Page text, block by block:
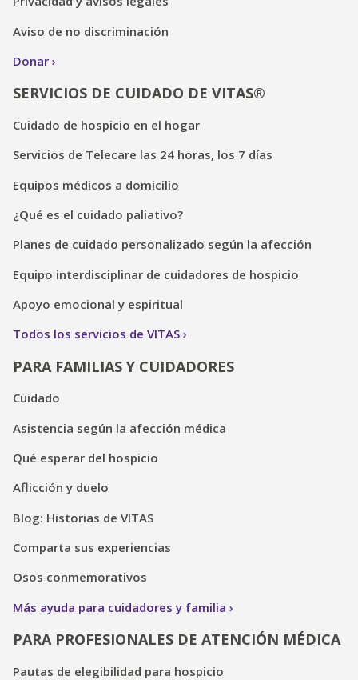
Aviso de no discriminación
Donar
SERVICIOS DE CUIDADO DE VITAS®
Cuidado de hospicio en el hogar
Servicios de Telecare las 24 horas, los 7 días
Equipos médicos a domicilio
¿Qué es el cuidado paliativo?
Planes de cuidado personalizado según la afección
Equipo interdisciplinar de cuidadores de hospicio
Apoyo emocional y espiritual
Todos los servicios de VITAS
PARA FAMILIAS Y CUIDADORES
Cuidado
Asistencia según la afección médica
Qué esperar del hospicio
Aflicción y duelo
Blog: Historias de VITAS
Comparta sus experiencias
Osos conmemorativos
Más ayuda para cuidadores y familia
PARA PROFESIONALES DE ATENCIÓN MÉDICA
Pautas de elegibilidad para hospicio